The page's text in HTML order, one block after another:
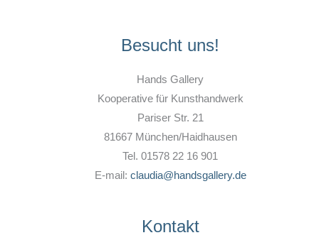
Besucht uns!
Hands Gallery
Kooperative für Kunsthandwerk
Pariser Str. 21
81667 München/Haidhausen
Tel. 01578 22 16 901
E-mail: claudia@handsgallery.de
Kontakt